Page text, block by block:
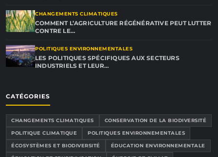
CHANGEMENTS CLIMATIQUES
COMMENT L’AGRICULTURE RÉGÉNÉRATIVE PEUT LUTTER
CONTRE LE…
POLITIQUES ENVIRONNEMENTALES
LES POLITIQUES SPÉCIFIQUES AUX SECTEURS
INDUSTRIELS ET LEUR…
CATÉGORIES
CHANGEMENTS CLIMATIQUES
CONSERVATION DE LA BIODIVERSITÉ
POLITIQUE CLIMATIQUE
POLITIQUES ENVIRONNEMENTALES
ÉCOSYSTÈMES ET BIODIVERSITÉ
ÉDUCATION ENVIRONNEMENTALE